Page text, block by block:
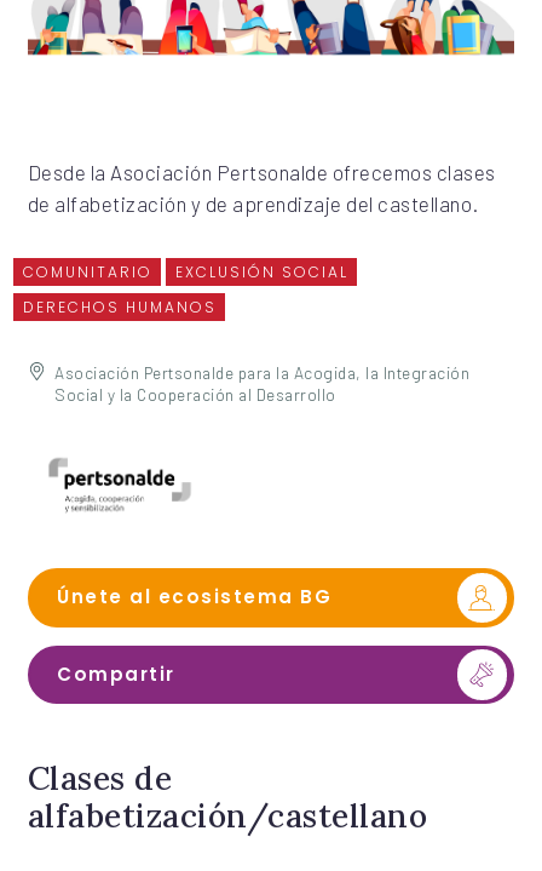
Desde la Asociación Pertsonalde ofrecemos clases
de alfabetización y de aprendizaje del castellano.
COMUNITARIO
EXCLUSIÓN SOCIAL
DERECHOS HUMANOS
Asociación Pertsonalde para la Acogida, la Integración
Social y la Cooperación al Desarrollo
Únete al ecosistema BG
Compartir
Clases de
alfabetización/castellano